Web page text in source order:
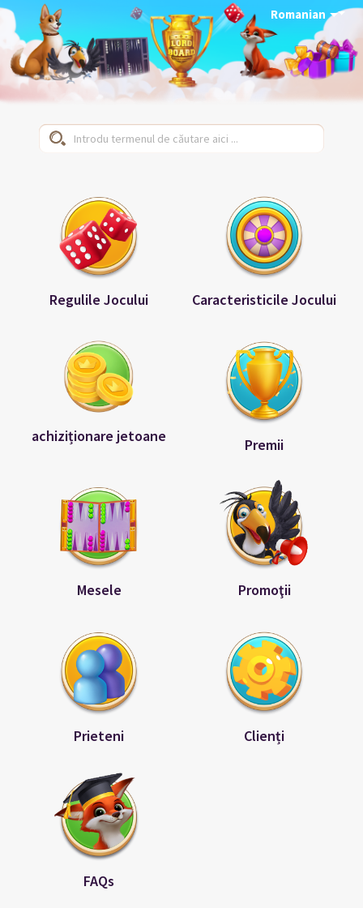
Romanian
Regulile Jocului Caracteristicile Jocului
achiziționare jetoane Premii
Mesele Promoţii
Prieteni Clienți
FAQs